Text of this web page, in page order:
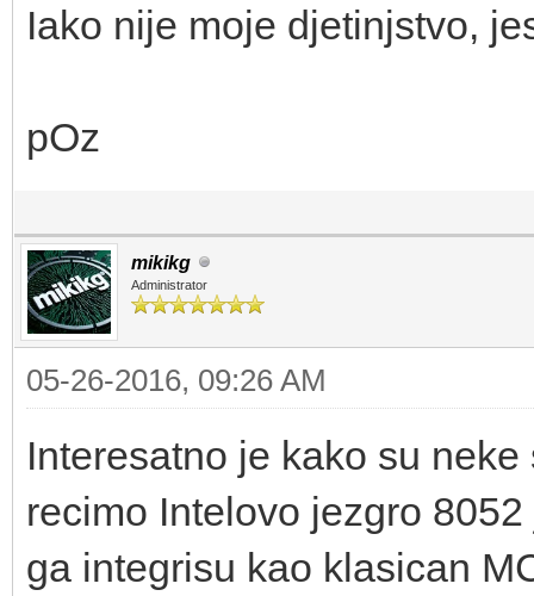
Iako nije moje djetinjstvo,
pOz
mikikg
Administrator
05-26-2016, 09:26 AM
Interesatno je kako su
recimo Intelovo jezgro
ga integrisu kao klasican